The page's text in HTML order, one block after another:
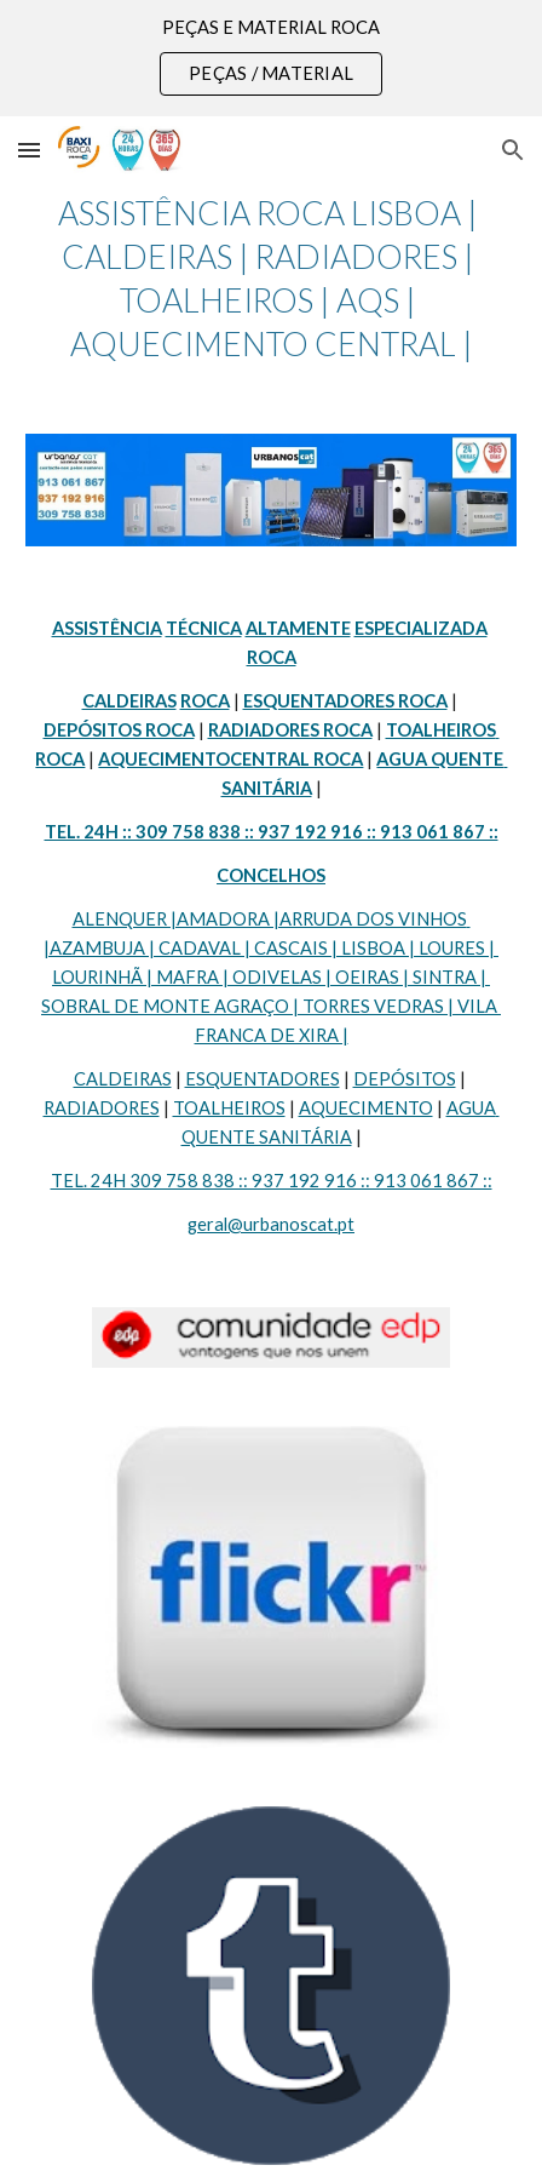
Skip to main content
PEÇAS E MATERIAL ROCA
PEÇAS / MATERIAL
ASSISTÊNCIA ROCA LISBOA |
CALDEIRAS | RADIADORES |
TOALHEIROS | AQS |
AQUECIMENTO CENTRAL |
ASSISTÊNCIA TÉCNICA ALTAMENTE ESPECIALIZADA
ROCA
CALDEIRAS ROCA | ESQUENTADORES ROCA
DEPÓSITOS ROCA | RADIADORES ROCA | TOALHEIROS
ROCA | AQUECIMENTOCENTRAL ROCA | AGUA QUENTE
SANITÁRIA |
TEL. 24H :: 309 758 838 :: 937 192 916 :: 913 061 867 ::
CONCELHOS
ALENQUER |AMADORA |ARRUDA DOS VINHOS
|AZAMBUJA | CADAVAL | CASCAIS | LISBOA | LOURES |
LOURINHÃ | MAFRA | ODIVELAS | OEIRAS | SINTRA |
SOBRAL DE MONTE AGRAÇO | TORRES VEDRAS | VILA
FRANCA DE XIRA |
CALDEIRAS | ESQUENTADORES | DEPÓSITOS
RADIADORES | TOALHEIROS | AQUECIMENTO | AGUA
QUENTE SANITÁRIA |
TEL. 24H 309 758 838 :: 937 192 916 :: 913 061 867 ::
geral@urbanoscat.pt